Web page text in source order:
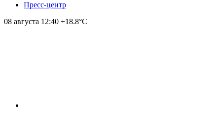
Пресс-центр
08 августа 12:40 +18.8°С